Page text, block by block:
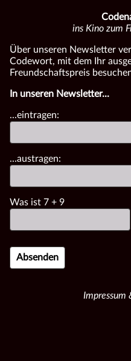
ins Kino zum
Über unseren Newsletter
Codewort, mit dem Ihr
Freundschaftspreis
In unseren Newsletter...
...eintragen:
...austragen:
Was ist 7 + 9
Impressum